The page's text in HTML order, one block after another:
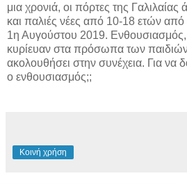
μια χρονιά, οι πόρτες της Γαλιλαίας
και παλιές νέες από 10-18 ετών από
1η Αυγούστου 2019. Ενθουσιασμός,
κυρίευαν στα πρόσωπα των παιδιών
ακολουθήσει στην συνέχεια. Για να
ο ενθουσιασμός;;
Κοινή χρήση